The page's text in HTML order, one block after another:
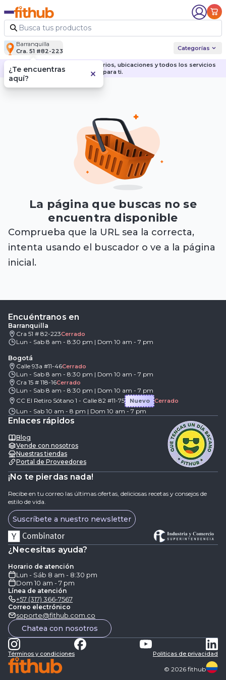
Barranquilla
Cra. 51 #82-223
Categorías
Descubre nuestras sedes, horarios, ubicaciones y todos los servicios
para ti.
La página que buscas no se
encuentra disponible
Comprueba que la URL sea la correcta,
intenta usando el buscador o ve a la página
inicial.
Encuéntranos en
Barranquilla
Cra 51 # 82-223Cerrado
Lun - Sab 8 am - 8:30 pm | Dom 10 am - 7 pm
Bogotá
Calle 93a #11-46Cerrado
Lun - Sab 8 am - 8:30 pm | Dom 10 am - 7 pm
Cra 15 # 118-16Cerrado
Lun - Sab 8 am - 8:30 pm | Dom 10 am - 7 pm
CC El Retiro Sótano 1 - Calle 82 #11-75
Nuevo Cerrado
Lun - Sab 10 am - 8 pm | Dom 10 am - 7 pm
Enlaces rápidos
Blog
Vende con nosotros
Nuestras tiendas
Portal de Proveedores
¡No te pierdas nada!
Recibe en tu correo las últimas ofertas, deliciosas recetas y consejos de
estilo de vida.
Suscríbete a nuestro newsletter
¿Necesitas ayuda?
Horario de atención
Lun - Sáb 8 am - 8:30 pm
Dom 10 am - 7 pm
Línea de atención
+57 (317) 366-7567
Correo electrónico
soporte@fithub.com.co
Chatea con nosotros
Términos y condiciones Politicas de privacidad
© 2026 fithub
¿Te encuentras
aquí?